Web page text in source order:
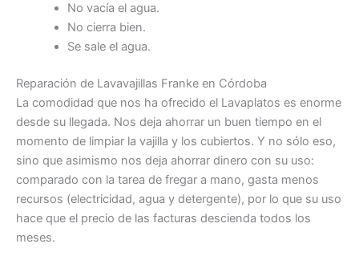
No vacía el agua.
No cierra bien.
Se sale el agua.
Reparación de Lavavajillas Franke en Córdoba
La comodidad que nos ha ofrecido el Lavaplatos es enorme
desde su llegada. Nos deja ahorrar un buen tiempo en el
momento de limpiar la vajilla y los cubiertos. Y no sólo eso,
sino que asimismo nos deja ahorrar dinero con su uso:
comparado con la tarea de fregar a mano, gasta menos
recursos (electricidad, agua y detergente), por lo que su uso
hace que el precio de las facturas descienda todos los
meses.